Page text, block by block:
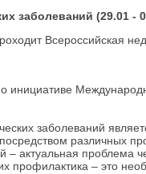
заболеваний (29.01 -
Всероссийская
инициативе
заболеваний
различных
– актуальная
профилактика – это